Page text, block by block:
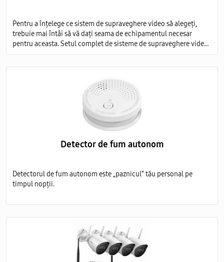
Pentru a înțelege ce sistem de supraveghere video să alegeți,
trebuie mai întâi să vă dați seama de echipamentul necesar
pentru aceasta. Setul complet de sisteme de supraveghere video
include mai multe elemente obligatorii:
Detector de fum autonom
Detectorul de fum autonom este „paznicul” tău personal pe
timpul nopții.